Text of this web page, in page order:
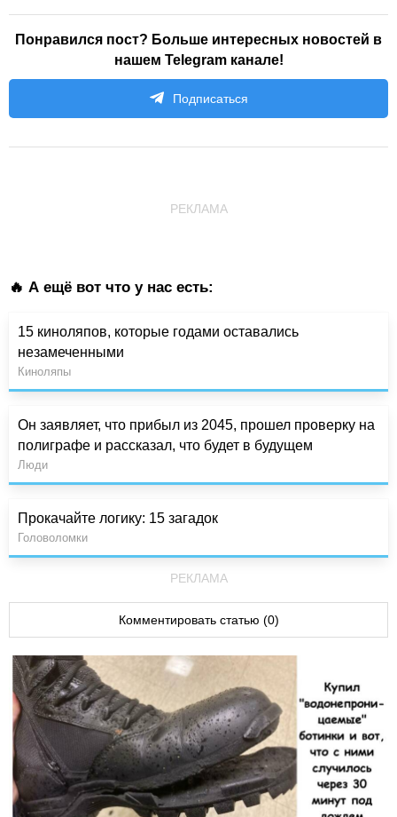
Понравился пост? Больше интересных новостей в
нашем Telegram канале!
Подписаться
РЕКЛАМА
🔥 А ещё вот что у нас есть:
15 киноляпов, которые годами оставались
незамеченными
Киноляпы
Он заявляет, что прибыл из 2045, прошел проверку на
полиграфе и рассказал, что будет в будущем
Люди
Прокачайте логику: 15 загадок
Головоломки
РЕКЛАМА
Комментировать статью (0)